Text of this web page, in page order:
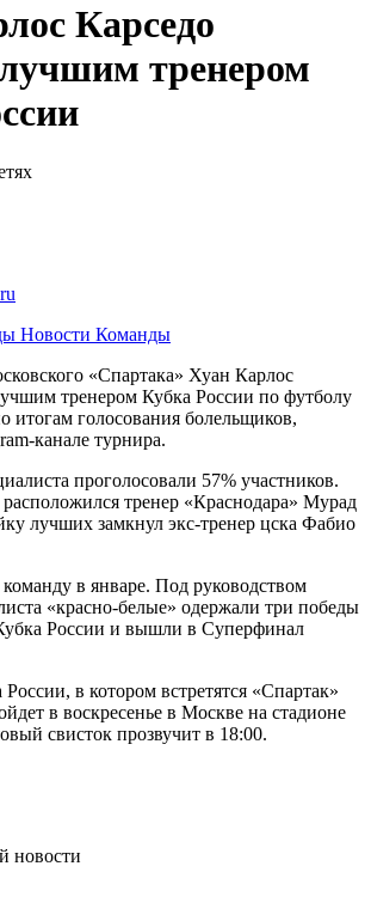
Карседо
тренером
Новости Команды
«Спартака» Хуан Карлос
тренером Кубка России по футболу
итогам голосования болельщиков,
турнира.
проголосовали 57% участников.
тренер «Краснодара» Мурад
лучших замкнул экс‑тренер цска Фабио
команду в январе. Под руководством
«красно‑белые» одержали три победы
России и вышли в Суперфинал
в котором встретятся «Спартак»
в воскресенье в Москве на стадионе
свисток прозвучит в 18:00.
новости